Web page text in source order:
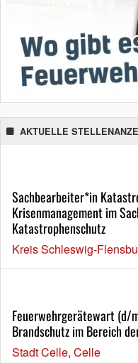
AKTUELLE
Sachbearbeiter*in
Krisenmanagement im
Katastrophenschutz
Kreis Schleswig-
Feuerwehrgerätewart (d/
Brandschutz im Bereich
Stadt Celle, Celle